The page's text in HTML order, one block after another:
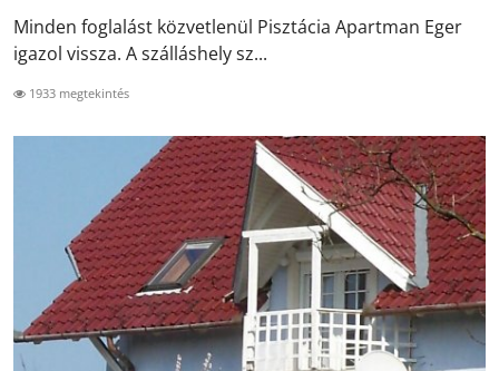
Minden foglalást közvetlenül Pisztácia Apartman Eger
igazol vissza. A szálláshely sz...
1933 megtekintés